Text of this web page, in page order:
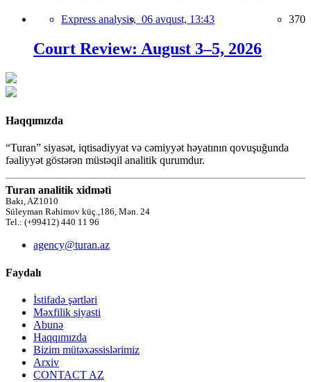
Express analysis, 06 avqust, 13:43 370
Court Review: August 3–5, 2026
Haqqımızda
“Turan” siyasət, iqtisadiyyat və cəmiyyət həyatının qovuşuğunda
fəaliyyət göstərən müstəqil analitik qurumdur.
Turan analitik xidməti
Bakı, AZ1010
Süleyman Rəhimov küç.,186, Mən. 24
Tel.: (+99412) 440 11 96
agency@turan.az
Faydalı
İstifadə şərtləri
Məxfilik siyasti
Abunə
Haqqımızda
Bizim mütəxəssislərimiz
Arxiv
CONTACT AZ